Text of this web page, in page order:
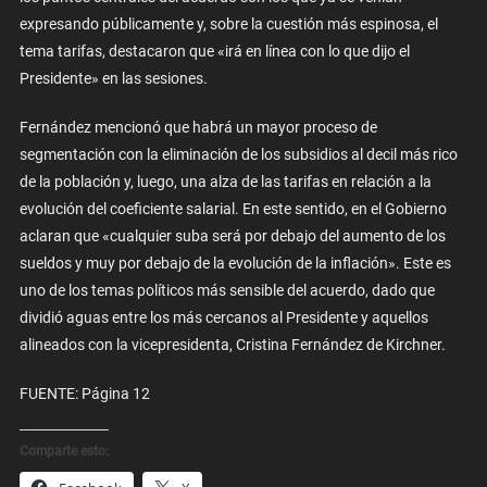
expresando públicamente y, sobre la cuestión más espinosa, el
tema tarifas, destacaron que «irá en línea con lo que dijo el
Presidente» en las sesiones.
Fernández mencionó que habrá un mayor proceso de
segmentación con la eliminación de los subsidios al decil más rico
de la población y, luego, una alza de las tarifas en relación a la
evolución del coeficiente salarial. En este sentido, en el Gobierno
aclaran que «cualquier suba será por debajo del aumento de los
sueldos y muy por debajo de la evolución de la inflación». Este es
uno de los temas políticos más sensible del acuerdo, dado que
dividió aguas entre los más cercanos al Presidente y aquellos
alineados con la vicepresidenta, Cristina Fernández de Kirchner.
FUENTE: Página 12
Comparte esto: